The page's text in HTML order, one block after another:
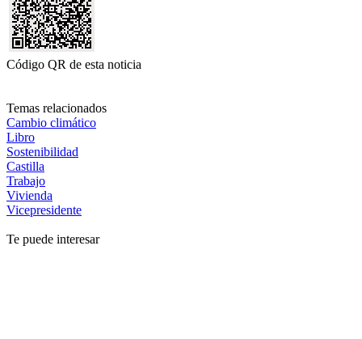
Código QR de esta noticia
Temas relacionados
Cambio climático
Libro
Sostenibilidad
Castilla
Trabajo
Vivienda
Vicepresidente
Te puede interesar